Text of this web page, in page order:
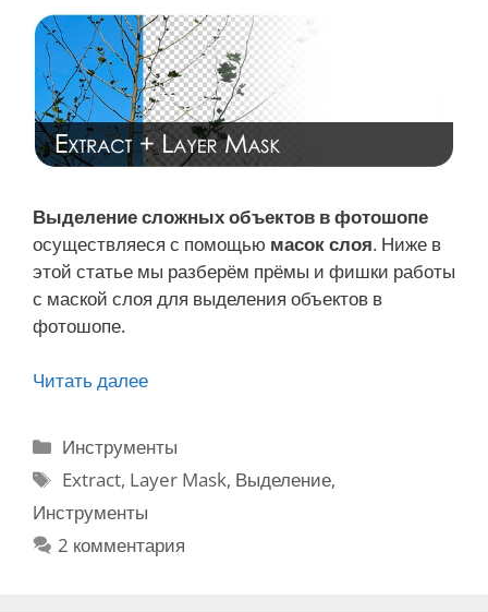
Выделение сложных объектов в фотошопе
осуществляеся с помощью масок слоя. Ниже в
этой статье мы разберём прёмы и фишки работы
с маской слоя для выделения объектов в
фотошопе.
Читать далее
е
л
н
Р
у
р
и
Инструменты
М
е
к
Extract, Layer Mask, Выделение,
Инструменты
2 комментария